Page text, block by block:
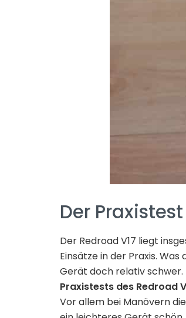
Der
Der Redroad V17 liegt
Einsätze in der Praxis.
Gerät doch relativ
Praxistests des Redroad
Vor allem bei Manövern